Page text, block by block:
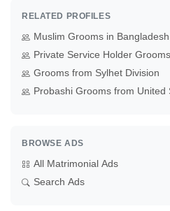
RELATED PROFILES
Muslim Grooms in Bangladesh
Private Service Holder
Grooms from Sylhet Division
Probashi Grooms from United
BROWSE ADS
All Matrimonial Ads
Search Ads